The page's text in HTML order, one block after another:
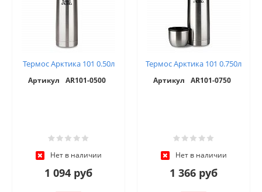
Термос Арктика 101 0.50л
Артикул AR101-0500
Нет в наличии
1 094 руб
Термос Арктика 101 0.750л
Артикул AR101-0750
Нет в наличии
1 366 руб